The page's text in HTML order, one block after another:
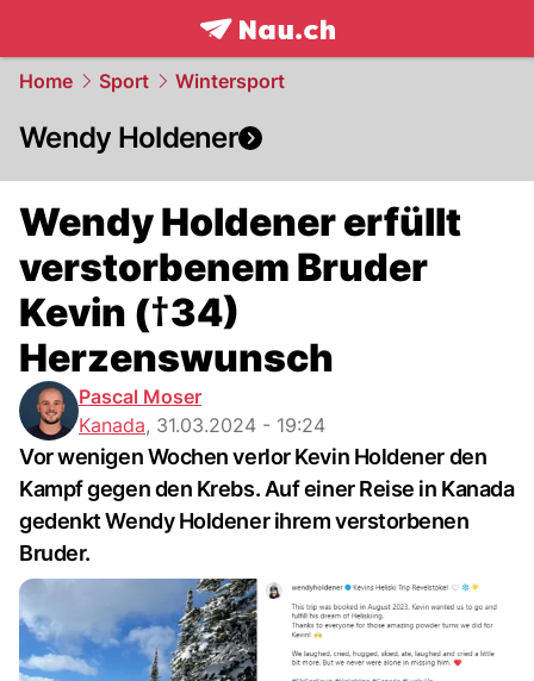
frontpage.NAU.ch
Home Sport Wintersport
Wendy Holdener
Wendy Holdener erfüllt
verstorbenem Bruder
Kevin (†34)
Herzenswunsch
Pascal Moser
Kanada, 31.03.2024 - 19:24
Vor wenigen Wochen verlor Kevin Holdener den
Kampf gegen den Krebs. Auf einer Reise in Kanada
gedenkt Wendy Holdener ihrem verstorbenen
Bruder.